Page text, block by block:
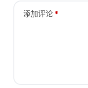
添加评论*